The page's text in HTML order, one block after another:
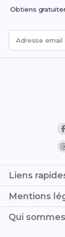
Obtiens
Adresse email
Liens
Page d'accueil
Simulateur de
Trouver son
Trouver son
Mentions
C.G.V. - C.G.U.
Qui